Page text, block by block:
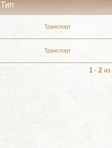
Тип
Транспорт
Транспорт
1 - 2 из